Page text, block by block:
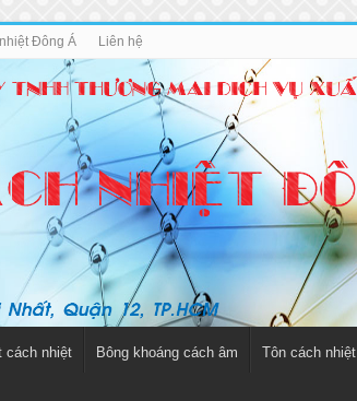
Đông Á Liên hệ
cách nhiệt Bông khoáng cách âm Tôn cách nhiệt